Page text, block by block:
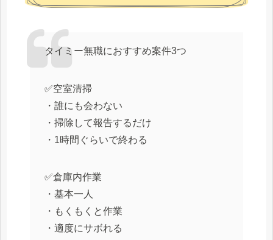
タイミー無職におすすめ案件3つ
✅空室清掃
・誰にも会わない
・掃除して報告するだけ
・1時間ぐらいで終わる
✅倉庫内作業
・基本一人
・もくもくと作業
・適度にサボれる